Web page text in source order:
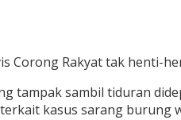
Corong Rakyat tak henti-
tampak sambil tiduran
kasus sarang burung